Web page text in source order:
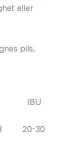
eller
pils.
IBU
20-30